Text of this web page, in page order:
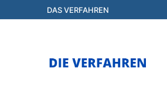
Inhalt
DAS VERFAHREN